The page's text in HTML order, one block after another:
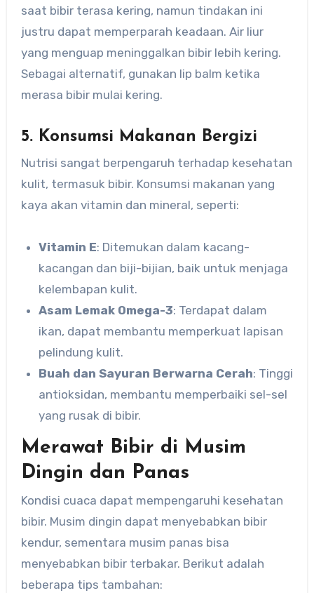
saat bibir terasa kering, namun tindakan ini
justru dapat memperparah keadaan. Air liur
yang menguap meninggalkan bibir lebih kering.
Sebagai alternatif, gunakan lip balm ketika
merasa bibir mulai kering.
5. Konsumsi Makanan Bergizi
Nutrisi sangat berpengaruh terhadap kesehatan
kulit, termasuk bibir. Konsumsi makanan yang
kaya akan vitamin dan mineral, seperti:
Vitamin E: Ditemukan dalam kacang-
kacangan dan biji-bijian, baik untuk menjaga
kelembapan kulit.
Asam Lemak Omega-3: Terdapat dalam
ikan, dapat membantu memperkuat lapisan
pelindung kulit.
Buah dan Sayuran Berwarna Cerah: Tinggi
antioksidan, membantu memperbaiki sel-sel
yang rusak di bibir.
Merawat Bibir di Musim
Dingin dan Panas
Kondisi cuaca dapat mempengaruhi kesehatan
bibir. Musim dingin dapat menyebabkan bibir
kendur, sementara musim panas bisa
menyebabkan bibir terbakar. Berikut adalah
beberapa tips tambahan: